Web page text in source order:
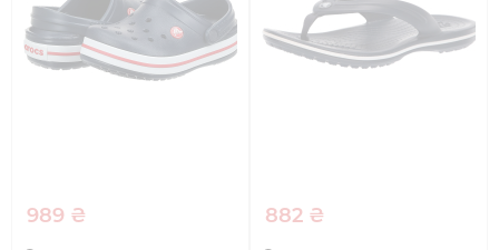
989 ₴ 882 ₴